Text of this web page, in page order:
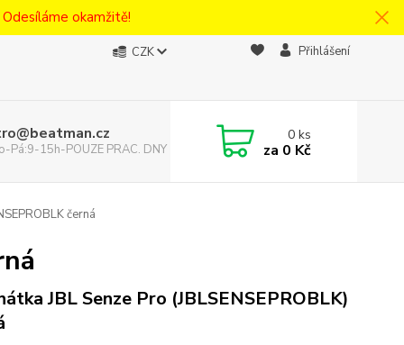
okamžitě!
CZK Přihlášení
Pá:9-15h-POUZE PRAC. DNY
0ks
za 0 Kč
černá
JBL Senze Pro (JBLSENSEPROBLK)